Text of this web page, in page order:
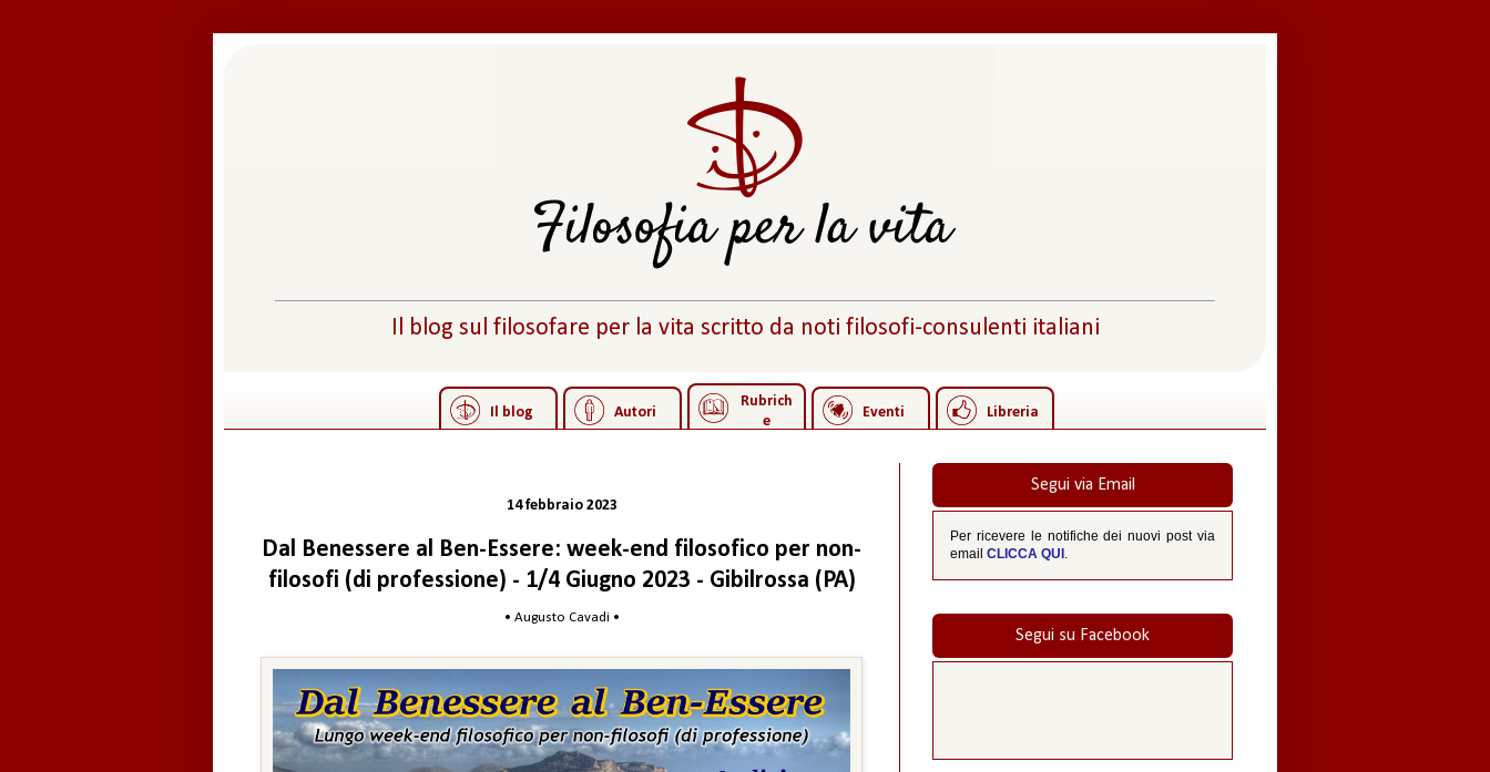
Il blog sul filosofare per la vita scritto da noti filosofi-consulenti italiani
Il blog Autori
Rubrich
e
Eventi Libreria
14 febbraio 2023
Dal Benessere al Ben-Essere: week-end filosofico per non-
filosofi (di professione) - 1/4 Giugno 2023 - Gibilrossa (PA)
• Augusto Cavadi •
Segui via Email
Per ricevere le notifiche dei nuovi post via
email CLICCA QUI .
Segui su Facebook